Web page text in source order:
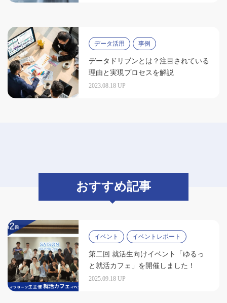
データ活用 事例
データドリブンとは？注目されている
理由と実現プロセスを解説
2023.08.18 UP
おすすめ記事
イベント イベントレポート
第二回 就活生向けイベント「ゆるっ
と就活カフェ」を開催しました！
2025.09.18 UP